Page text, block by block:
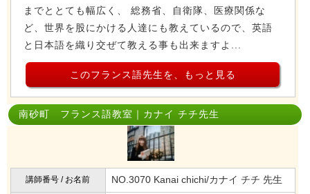
までととても幅広く、 総務省、自衛隊、医療関係な
ど、世界を股にかける人達にも教えているので、英語
と日本語を織り交ぜて教える事も出来ますよ...
このフランス語先生を、もっと見る
南砂町 フランス語教室｜カナイ チチ先生
講師番号 / お名前 NO.3070 Kanai chichi/カナイ チチ 先生